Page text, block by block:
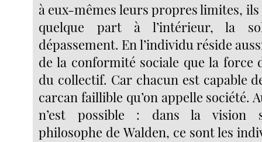
à eux-mêmes leurs propres limites, ils
quelque part à l’intérieur, la
dépassement. En l’individu réside
de la conformité sociale que la force
du collectif. Car chacun est capable
carcan faillible qu’on appelle société.
n’est possible : dans la vision
philosophe de Walden, ce sont les